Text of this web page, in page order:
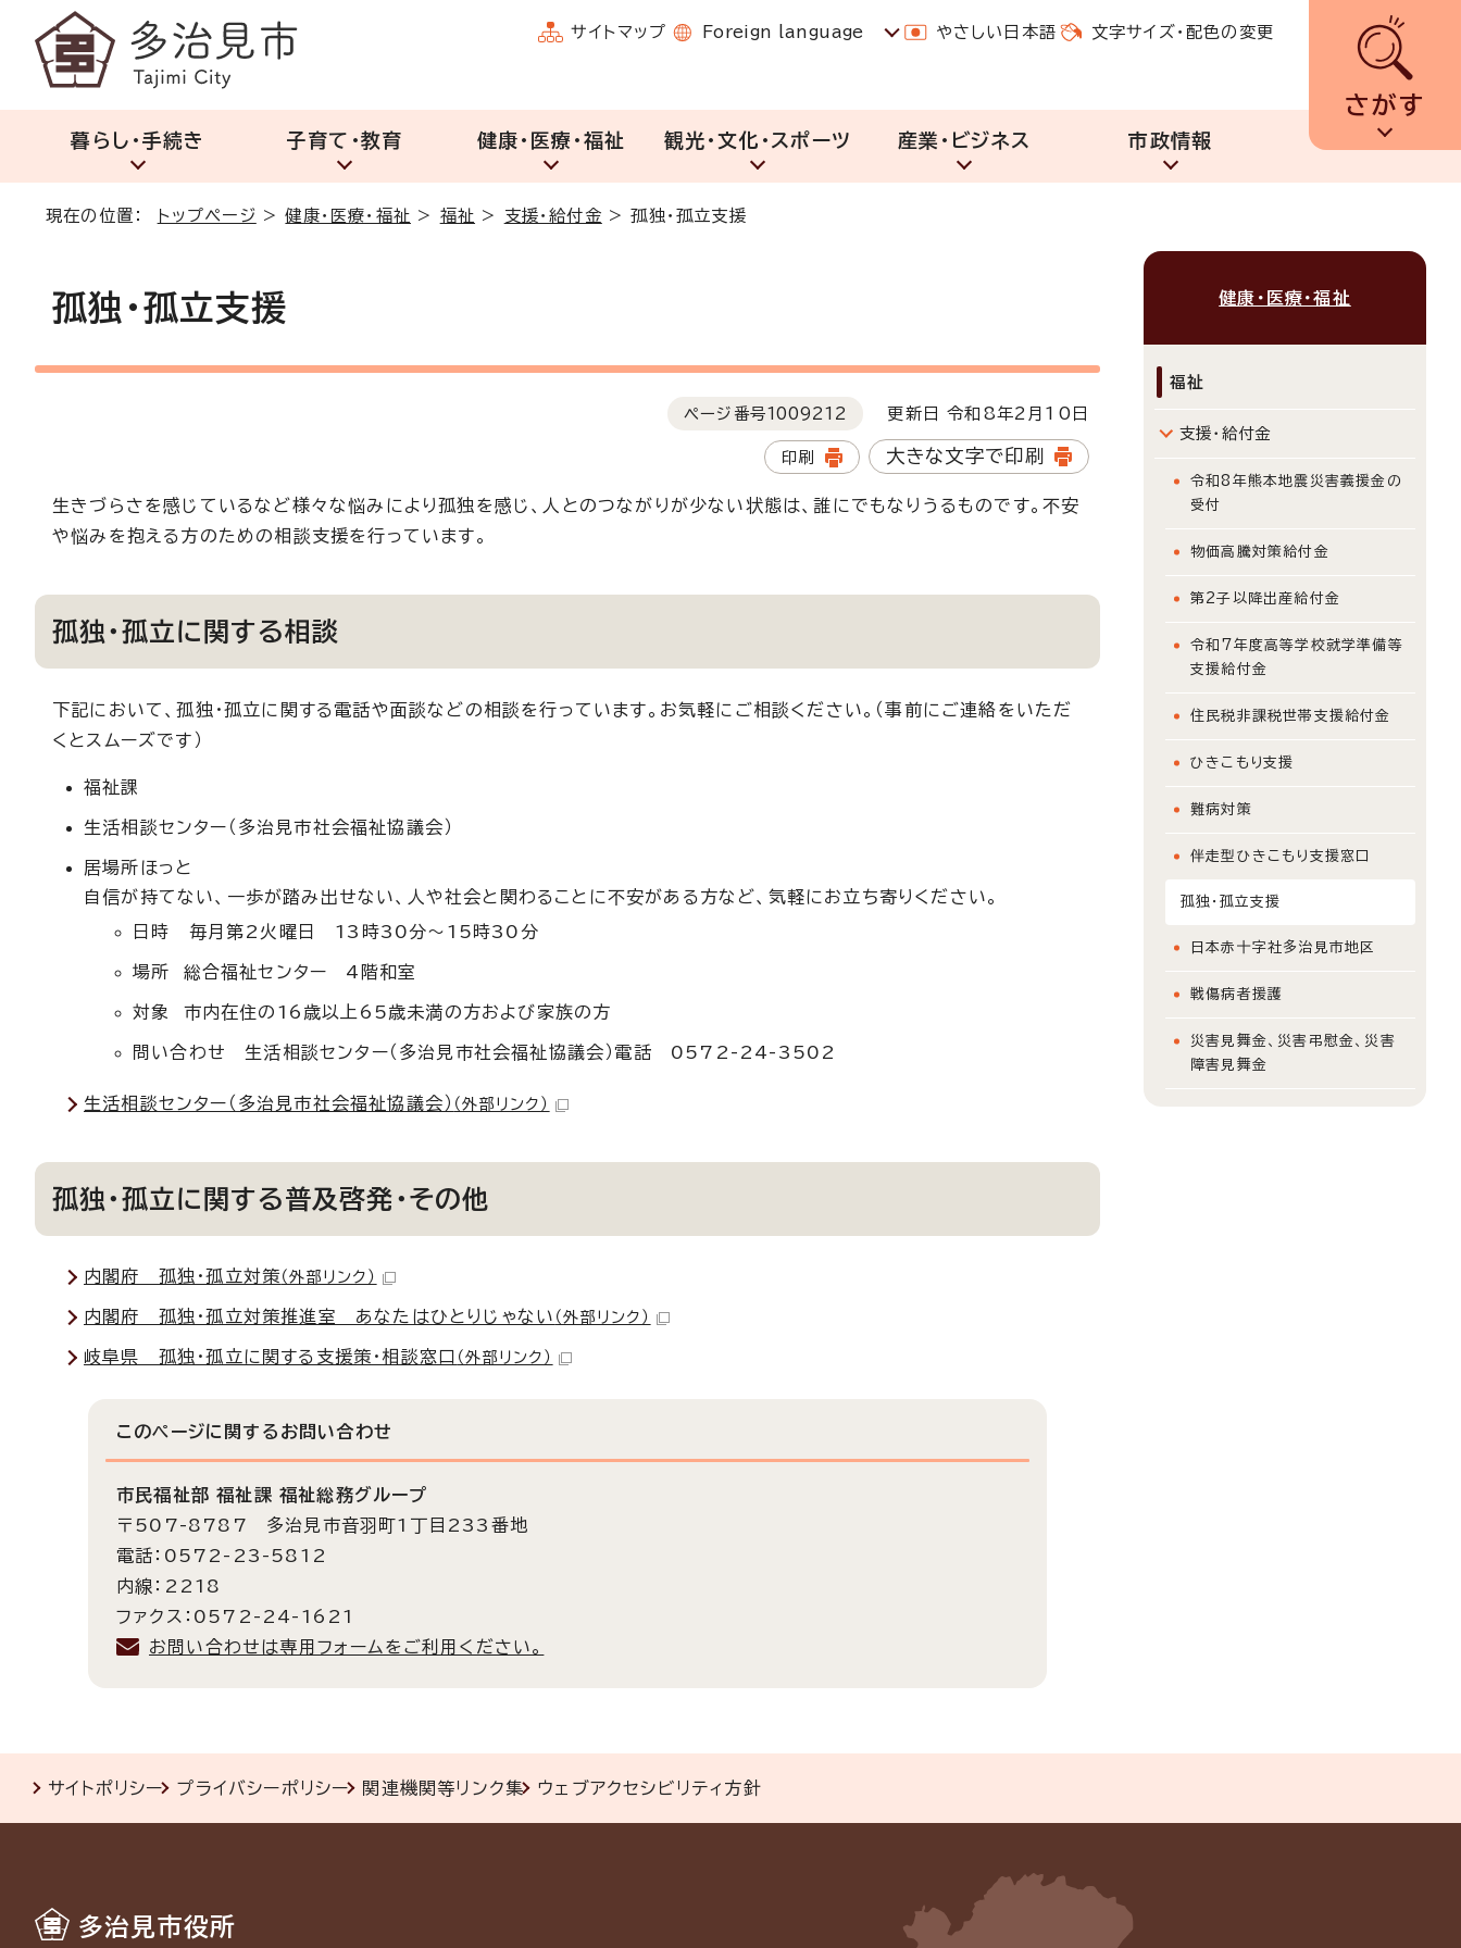
サイトマップ Foreign language やさしい日本語 文字サイズ・配色の変更
さがす
暮らし・手続き 子育て・教育 健康・医療・福祉 観光・文化・スポーツ 産業・ビジネス 市政情報
現在の位置： トップページ >健康・医療・福祉 > 福祉 > 支援・給付金 >孤独・孤立支援
孤独・孤立支援
ページ番号1009212 更新日 令和8年2月10日
印刷 大きな文字で印刷
生きづらさを感じているなど様々な悩みにより孤独を感じ、人とのつながりが少ない状態は、誰にでもなりうるものです。不安
や悩みを抱える方のための相談支援を行っています。
孤独・孤立に関する相談
下記において、孤独・孤立に関する電話や面談などの相談を行っています。お気軽にご相談ください。（事前にご連絡をいただ
くとスムーズです）
福祉課
生活相談センター（多治見市社会福祉協議会）
居場所ほっと
自信が持てない、一歩が踏み出せない、人や社会と関わることに不安がある方など、気軽にお立ち寄りください。
日時 毎月第2火曜日 13時30分～15時30分
場所 総合福祉センター 4階和室
対象 市内在住の16歳以上65歳未満の方および家族の方
問い合わせ 生活相談センター（多治見市社会福祉協議会）電話 0572-24-3502
生活相談センター（多治見市社会福祉協議会） （外部リンク）
孤独・孤立に関する普及啓発・その他
内閣府 孤独・孤立対策 （外部リンク）
内閣府 孤独・孤立対策推進室 あなたはひとりじゃない （外部リンク）
岐阜県 孤独・孤立に関する支援策・相談窓口 （外部リンク）
このページに関する お問い合わせ
市民福祉部 福祉課 福祉総務グループ
〒507-8787 多治見市音羽町1丁目233番地
電話：0572-23-5812
内線：2218
ファクス：0572-24-1621
お問い合わせは専用フォームをご利用ください。
健康・医療・福祉
福祉
支援・給付金
令和8年熊本地震災害義援金の
受付
物価高騰対策給付金
第2子以降出産給付金
令和7年度高等学校就学準備等
支援給付金
住民税非課税世帯支援給付金
ひきこもり支援
難病対策
伴走型ひきこもり支援窓口
孤独・孤立支援
日本赤十字社多治見市地区
戦傷病者援護
災害見舞金、災害弔慰金、災害
障害見舞金
サイトポリシー プライバシーポリシー 関連機関等リンク集 ウェブアクセシビリティ方針
多治見市役所